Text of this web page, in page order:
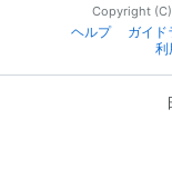
Copyright
ヘルプ
ガイド
利